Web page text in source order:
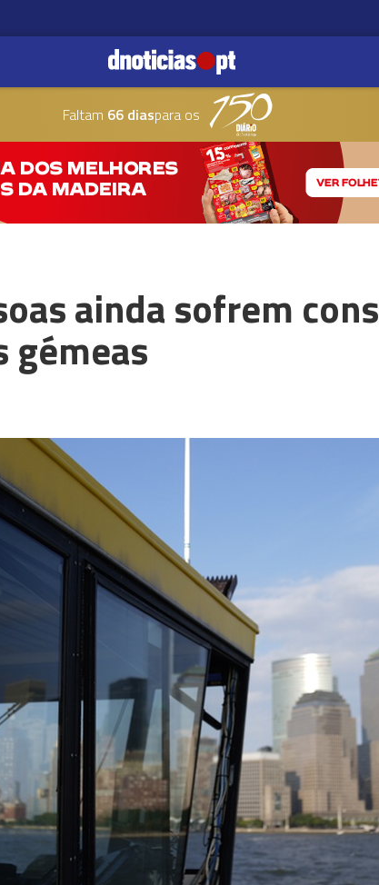
Faltam 66 diaspara os
ainda sofrem
gémeas